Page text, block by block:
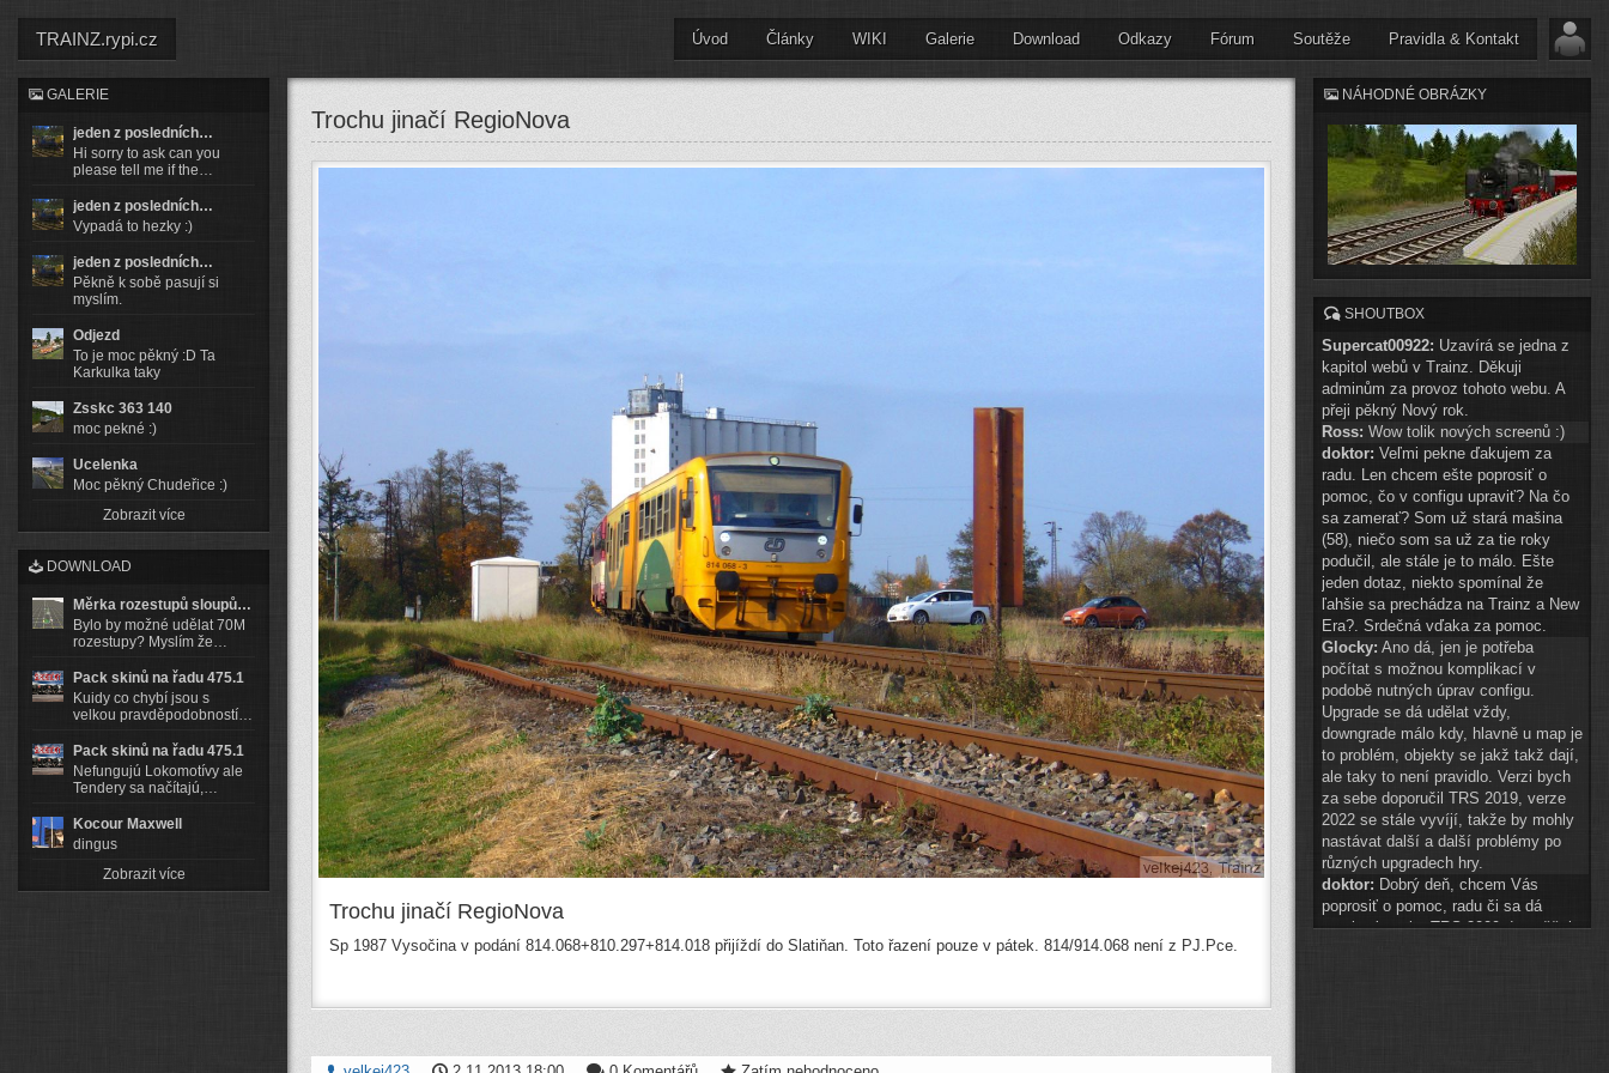
TRAINZ.rypi.cz Úvod Články WIKI Galerie Download Odkazy Fórum Soutěže Pravidla & Kontakt
GALERIE
jeden z posledních…
Hi sorry to ask can you
please tell me if the…
jeden z posledních…
Vypadá to hezky :)
jeden z posledních…
Pěkně k sobě pasují si
myslím.
Odjezd
To je moc pěkný :D Ta
Karkulka taky
Zsskc 363 140
moc pekné :)
Ucelenka
Moc pěkný Chudeřice :)
Zobrazit více
DOWNLOAD
Měrka rozestupů sloupů…
Bylo by možné udělat 70M
rozestupy? Myslím že…
Pack skinů na řadu 475.1
Kuidy co chybí jsou s
velkou pravděpodobností…
Pack skinů na řadu 475.1
Nefungujú Lokomotívy ale
Tendery sa načítajú,…
Kocour Maxwell
dingus
Zobrazit více
NÁHODNÉ OBRÁZKY
SHOUTBOX
Supercat00922: Uzavírá se jedna z
kapitol webů v Trainz. Děkuji
adminům za provoz tohoto webu. A
přeji pěkný Nový rok.
Ross: Wow tolik nových screenů :)
doktor: Veľmi pekne ďakujem za
radu. Len chcem ešte poprosiť o
pomoc, čo v configu upraviť? Na čo
sa zamerať? Som už stará mašina
(58), niečo som sa už za tie roky
podučil, ale stále je to málo. Ešte
jeden dotaz, niekto spomínal že
ľahšie sa prechádza na Trainz a New
Era?. Srdečná vďaka za pomoc.
Glocky: Ano dá, jen je potřeba
počítat s možnou komplikací v
podobě nutných úprav configu.
Upgrade se dá udělat vždy,
downgrade málo kdy, hlavně u map je
to problém, objekty se jakž takž dají,
ale taky to není pravidlo. Verzi bych
za sebe doporučil TRS 2019, verze
2022 se stále vyvíjí, takže by mohly
nastávat další a další problémy po
různých upgradech hry.
doktor: Dobrý deň, chcem Vás
poprosiť o pomoc, radu či sa dá
preniesť tvorba TRS 2009 do vyššej
Trochu jinačí RegioNova
Trochu jinačí RegioNova
Sp 1987 Vysočina v podání 814.068+810.297+814.018 přijíždí do Slatiňan. Toto řazení pouze v pátek. 814/914.068 není z PJ.Pce.